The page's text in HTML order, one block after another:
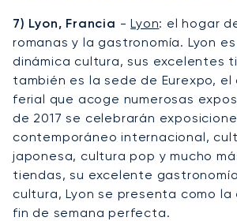
7) Lyon, Francia -Lyon: el hogar
romanas y la gastronomía. Lyon
dinámica cultura, sus excelentes
también es la sede de Eurexpo,
ferial que acoge numerosas
de 2017 se celebrarán
contemporáneo internacional,
japonesa, cultura pop y mucho
tiendas, su excelente
cultura, Lyon se presenta como
fin de semana perfecta.